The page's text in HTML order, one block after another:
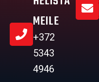
MEILE
+372
5343
4946